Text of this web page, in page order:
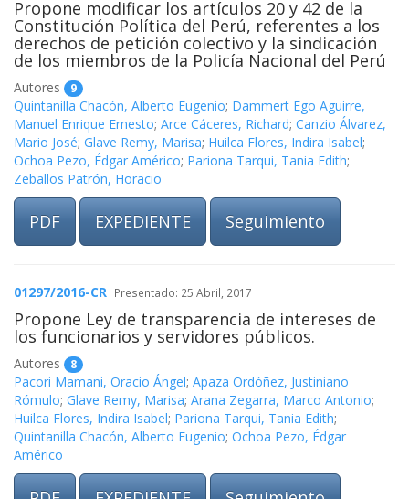
Propone modificar los artículos 20 y 42 de la
Constitución Política del Perú, referentes a los
derechos de petición colectivo y la sindicación
de los miembros de la Policía Nacional del Perú
Autores 9
Quintanilla Chacón, Alberto Eugenio; Dammert Ego Aguirre,
Manuel Enrique Ernesto; Arce Cáceres, Richard; Canzio Álvarez,
Mario José; Glave Remy, Marisa; Huilca Flores, Indira Isabel;
Ochoa Pezo, Édgar Américo; Pariona Tarqui, Tania Edith;
Zeballos Patrón, Horacio
PDF EXPEDIENTE Seguimiento
01297/2016-CR Presentado: 25 Abril, 2017
Propone Ley de transparencia de intereses de
los funcionarios y servidores públicos.
Autores 8
Pacori Mamani, Oracio Ángel; Apaza Ordóñez, Justiniano
Rómulo; Glave Remy, Marisa; Arana Zegarra, Marco Antonio;
Huilca Flores, Indira Isabel; Pariona Tarqui, Tania Edith;
Quintanilla Chacón, Alberto Eugenio; Ochoa Pezo, Édgar
Américo